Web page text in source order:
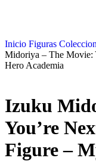
Inicio Figuras
Midoriya – The Movie:
Hero Academia
Izuku
You’re
Figure –